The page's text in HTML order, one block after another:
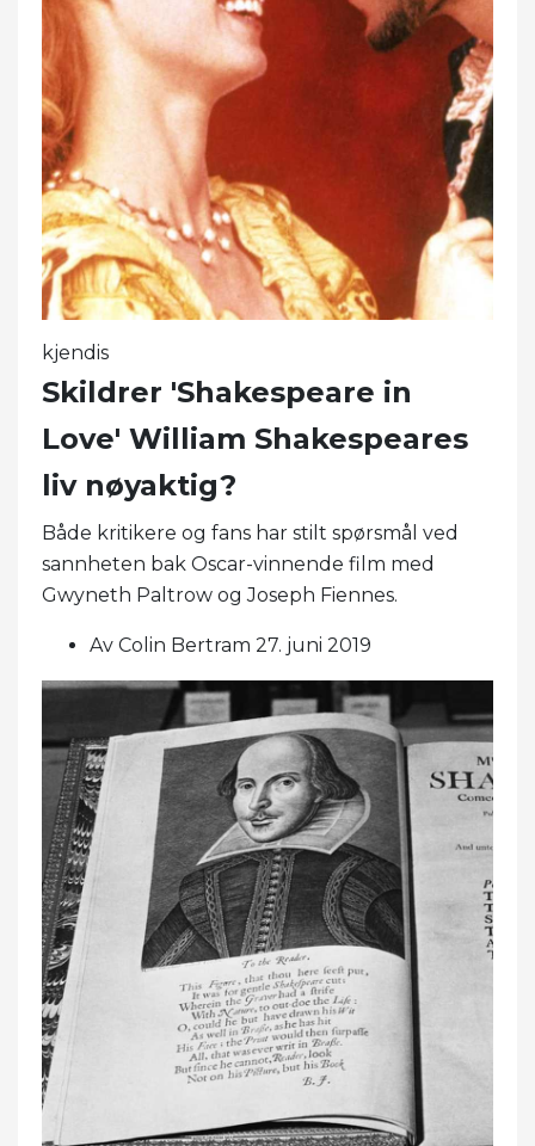
kjendis
Skildrer 'Shakespeare in
Love' William Shakespeares
liv nøyaktig?
Både kritikere og fans har stilt spørsmål ved
sannheten bak Oscar-vinnende film med
Gwyneth Paltrow og Joseph Fiennes.
Av Colin Bertram 27. juni 2019